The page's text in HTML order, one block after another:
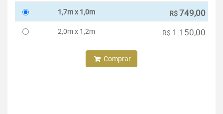
1,7m x 1,0m R$749,00
2,0m x 1,2m R$ 1.150,00
Comprar